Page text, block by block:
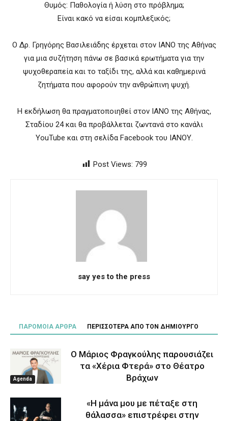
Θυμός: Παθολογία ή λύση στο πρόβλημα;
Είναι κακό να είσαι κομπλεξικός;
Ο Δρ. Γρηγόρης Βασιλειάδης έρχεται στον ΙΑΝΟ της Αθήνας
για μια συζήτηση πάνω σε βασικά ερωτήματα για την
ψυχοθεραπεία και το ταξίδι της, αλλά και καθημερινά
ζητήματα που αφορούν την ανθρώπινη ψυχή.
Η εκδήλωση θα πραγματοποιηθεί στον ΙΑΝΟ της Αθήνας,
Σταδίου 24 και θα προβάλλεται ζωντανά στο κανάλι
YouTube και στη σελίδα Facebook του ΙΑΝΟΥ.
Post Views: 799
say yes to the press
ΠΑΡΟΜΟΙΑ ΑΡΘΡΑ ΠΕΡΙΣΣΟΤΕΡΑ ΑΠΟ ΤΟΝ ΔΗΜΙΟΥΡΓΟ
Agenda
Ο Μάριος Φραγκούλης παρουσιάζει
τα «Χέρια Φτερά» στο Θέατρο
Βράχων
«Η μάνα μου με πέταξε στη
θάλασσα» επιστρέφει στην